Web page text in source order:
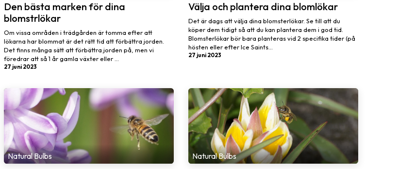
Den bästa marken för dina
blomstrlökar
Om vissa områden i trädgården är tomma efter att
lökarna har blommat är det rätt tid att förbättra jorden.
Det finns många sätt att förbättra jorden på, men vi
föredrar att så 1 år gamla växter eller ...
27 juni 2023
Välja och plantera dina blomlökar
Det är dags att välja dina blomsterlökar. Se till att du
köper dem tidigt så att du kan plantera dem i god tid.
Blomsterlökar bör bara planteras vid 2 specifika tider (på
hösten eller efter Ice Saints...
27 juni 2023
Natural Bulbs Natural Bulbs